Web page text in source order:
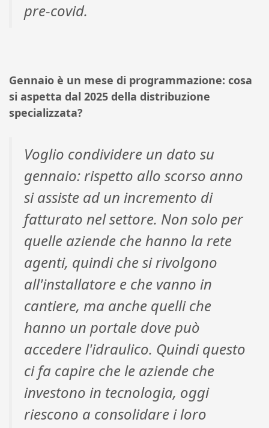
pre-covid.
Gennaio è un mese di programmazione: cosa
si aspetta dal 2025 della distribuzione
specializzata?
Voglio condividere un dato su
gennaio: rispetto allo scorso anno
si assiste ad un incremento di
fatturato nel settore. Non solo per
quelle aziende che hanno la rete
agenti, quindi che si rivolgono
all'installatore e che vanno in
cantiere, ma anche quelli che
hanno un portale dove può
accedere l'idraulico. Quindi questo
ci fa capire che le aziende che
investono in tecnologia, oggi
riescono a consolidare i loro